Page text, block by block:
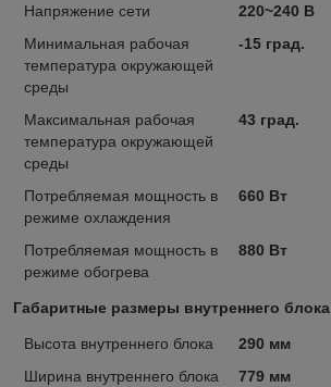
Напряжение сети
220~240 В
Минимальная рабочая
температура окружающей
среды
-15 град.
Максимальная рабочая
температура окружающей
среды
43 град.
Потребляемая мощность в
режиме охлаждения
660 Вт
Потребляемая мощность в
режиме обогрева
880 Вт
Габаритные размеры внутреннего блока
Высота внутреннего блока
290 мм
Ширина внутреннего блока
779 мм